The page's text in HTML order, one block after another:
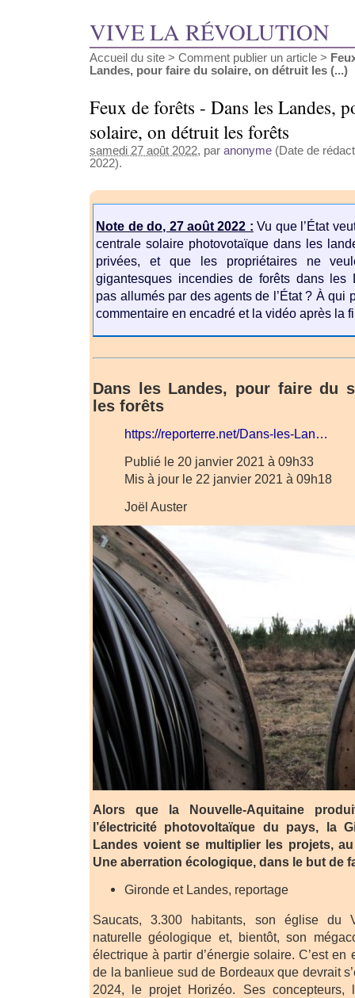
VIVE LA RÉVOLUTION
Accueil du site > Comment publier un article >
Landes, pour faire du solaire, on détruit les (...)
Feux de forêts - Dans les Landes,
solaire, on détruit les forêts
samedi 27 août 2022, par anonyme (Date de
2022).
Note de do, 27 août 2022 : Vu que l’État
centrale solaire photovotaïque dans les
privées, et que les propriétaires ne
gigantesques incendies de forêts dans les
pas allumés par des agents de l’État ? À qui
commentaire en encadré et la vidéo après la
Dans les Landes, pour faire du
les forêts
https://reporterre.net/Dans-les-Lan…
Publié le 20 janvier 2021 à 09h33
Mis à jour le 22 janvier 2021 à 09h18
Joël Auster
Alors que la Nouvelle-Aquitaine
l’électricité photovoltaïque du pays, la
Landes voient se multiplier les projets,
Une aberration écologique, dans le but de
Gironde et Landes, reportage
Saucats, 3.300 habitants, son église du
naturelle géologique et, bientôt, son
électrique à partir d’énergie solaire. C’est en
de la banlieue sud de Bordeaux que devrait
2024, le projet Horizéo. Ses concepteurs,